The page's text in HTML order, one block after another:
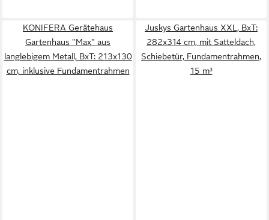
KONIFERA Gerätehaus
Gartenhaus "Max" aus
langlebigem Metall, BxT: 213x130
cm, inklusive Fundamentrahmen
Juskys Gartenhaus XXL, BxT:
282x314 cm, mit Satteldach,
Schiebetür, Fundamentrahmen,
15 m³